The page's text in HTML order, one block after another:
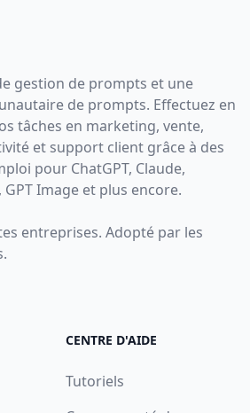
gestion de prompts et une
de prompts. Effectuez en
tâches en marketing, vente,
et support client grâce à des
pour ChatGPT, Claude,
Image et plus encore.
entreprises. Adopté par les
CENTRE D'AIDE
Tutoriels